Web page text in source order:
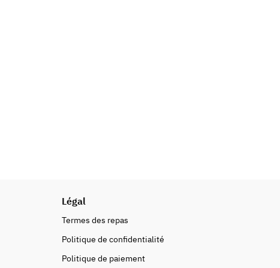
Légal
Termes des repas
Politique de confidentialité
Politique de paiement